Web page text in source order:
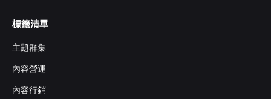
標籤清單
主題群集
內容營運
內容行銷